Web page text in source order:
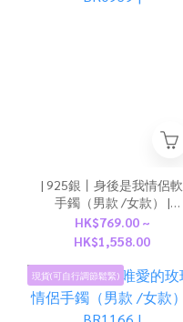
| 925銀丨身後是我情侶軟
手鐲（男款 /女款） |
BR0939 |
HK$769.00 ~
HK$1,558.00
現貨(可自行調節鬆緊)